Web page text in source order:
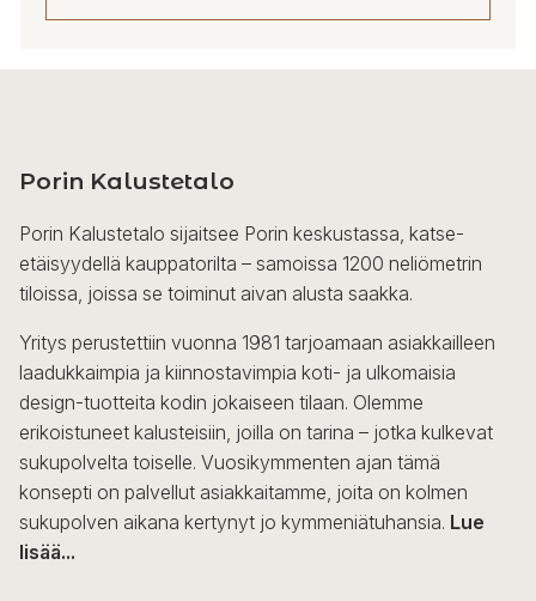
Porin Kalustetalo
Porin Kalustetalo sijaitsee Porin keskustassa, katse-
etäisyydellä kauppatorilta – samoissa 1200 neliömetrin
tiloissa, joissa se toiminut aivan alusta saakka.
Yritys perustettiin vuonna 1981 tarjoamaan asiakkailleen
laadukkaimpia ja kiinnostavimpia koti- ja ulkomaisia
design-tuotteita kodin jokaiseen tilaan. Olemme
erikoistuneet kalusteisiin, joilla on tarina – jotka kulkevat
sukupolvelta toiselle. Vuosikymmenten ajan tämä
konsepti on palvellut asiakkaitamme, joita on kolmen
sukupolven aikana kertynyt jo kymmeniätuhansia. Lue
lisää...